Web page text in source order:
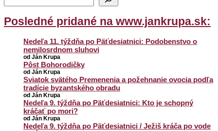
Posledné pridané na www.jankrupa.sk:
Nedeľa 11. týždňa po Päťdesiatnici: Podobenstvo o
nemilosrdnom sluhovi
od Ján Krupa
Pôst Bohorodičky
od Ján Krupa
Sviatok svätého Premenenia a požehnanie ovocia podľa
tradície byzantského obradu
od Ján Krupa
Nedeľa 9. týždňa po Päťdesiatnici: Kto je schopný
kráčať po mori?
od Ján Krupa
Nedeľa 9. týždňa po Päťdesiatnici / Ježiš kráča po vode